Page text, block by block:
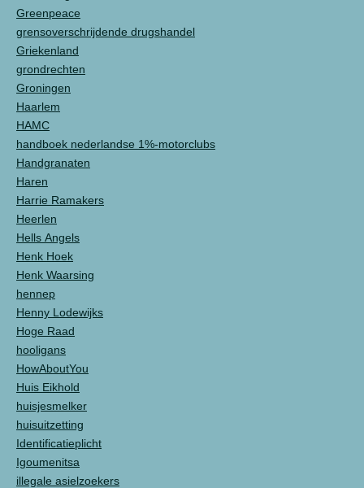
Greenpeace
grensoverschrijdende drugshandel
Griekenland
grondrechten
Groningen
Haarlem
HAMC
handboek nederlandse 1%-motorclubs
Handgranaten
Haren
Harrie Ramakers
Heerlen
Hells Angels
Henk Hoek
Henk Waarsing
hennep
Henny Lodewijks
Hoge Raad
hooligans
HowAboutYou
Huis Eikhold
huisjesmelker
huisuitzetting
Identificatieplicht
Igoumenitsa
illegale asielzoekers